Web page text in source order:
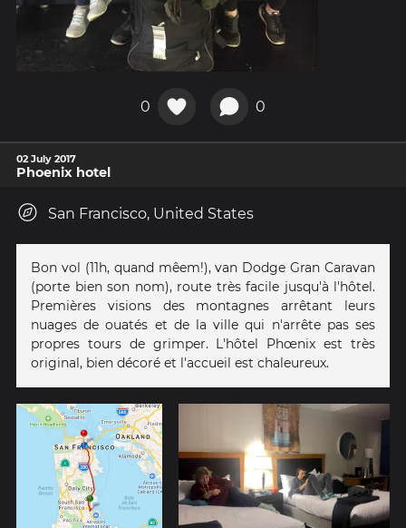
0 0
02 July 2017
Phoenix hotel
San Francisco, United States
Bon vol (11h, quand mêem!), van Dodge Gran Caravan
(porte bien son nom), route très facile jusqu'à l'hôtel.
Premières visions des montagnes arrêtant leurs
nuages de ouatés et de la ville qui n'arrête pas ses
propres tours de grimper. L'hôtel Phœnix est très
original, bien décoré et l'accueil est chaleureux.